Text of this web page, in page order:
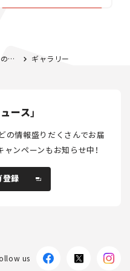
誰だ？ ギャラリー
ース」
の情報盛りだくさんでお届
ンペーンもお知らせ中！
登録
us